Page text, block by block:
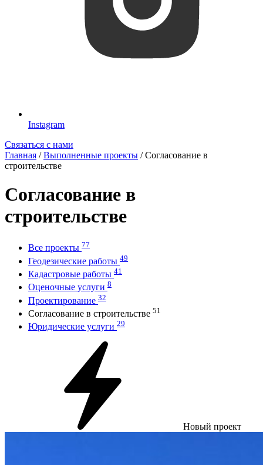
Instagram
Связаться с нами
Главная /Выполненные проекты /Согласование в
строительстве
Согласование в
строительстве
Все проекты 77
Геодезические работы 49
Кадастровые работы 41
Оценочные услуги 8
Проектирование 32
Согласование в строительстве 51
Юридические услуги 29
Новый проект